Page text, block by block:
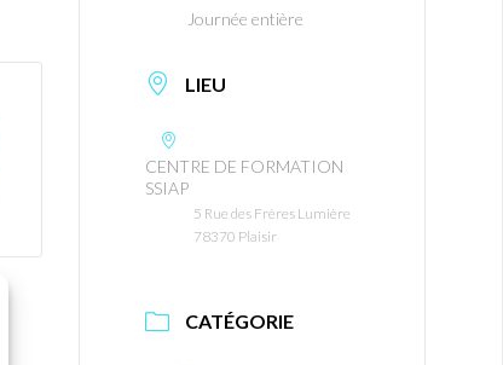
Journée entière
LIEU
CENTRE DE FORMATION
SSIAP
5 Rue des Frères Lumière
78370 Plaisir
CATÉGORIE